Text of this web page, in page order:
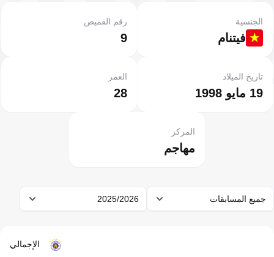
فيتنام
الجنسية
9
رقم القميص
19 مايو 1998
تاريخ الميلاد
28
العمر
مهاجم
المركز
جميع المسابقات 2025/2026
الإجمالي